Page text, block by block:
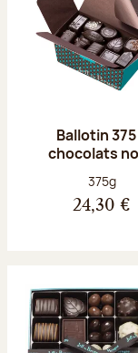
Ballotin
chocolats
Poids net :
375g
24,30 €